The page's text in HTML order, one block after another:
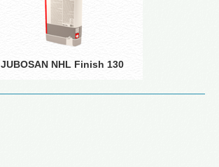
JUBOSAN NHL Finish 130